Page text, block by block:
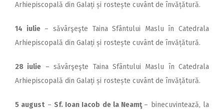
Arhiepiscopală din Galați și rostește cuvânt de învățătură.
14 iulie– săvârşeşte Taina Sfântului Maslu în Catedrala
Arhiepiscopală din Galați și rostește cuvânt de învățătură.
28 iulie – săvârşeşte Taina Sfântului Maslu în Catedrala
Arhiepiscopală din Galați și rostește cuvânt de învățătură.
5 august– Sf. Ioan Iacob de la Neamţ – binecuvintează, la